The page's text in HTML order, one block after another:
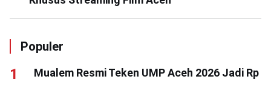
Populer
Mualem Resmi Teken UMP Aceh 2026 Jadi Rp